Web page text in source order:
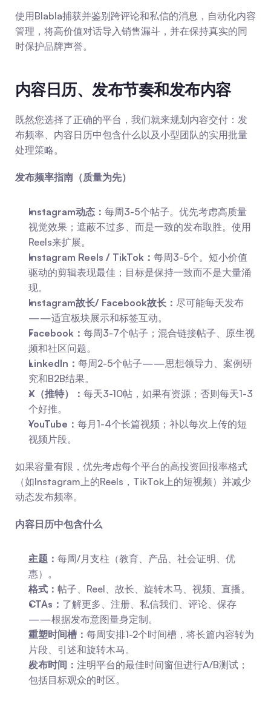
使用Blabla捕获并鉴别跨评论和私信的消息，自动化内容
管理，将高价值对话导入销售漏斗，并在保持真实的同
时保护品牌声誉。
内容日历、发布节奏和发布内容
既然您选择了正确的平台，我们就来规划内容交付：发
布频率、内容日历中包含什么以及小型团队的实用批量
处理策略。
发布频率指南（质量为先）
Instagram动态： 每周3-5个帖子。优先考虑高质量
视觉效果；遮蔽不过多、而是一致的发布取胜。使用
Reels来扩展。
Instagram Reels / TikTok： 每周3-5个。短小价值
驱动的剪辑表现最佳；目标是保持一致而不是大量涌
现。
Instagram故长/ Facebook故长： 尽可能每天发布
——适宜板块展示和标签互动。
Facebook： 每周3-7个帖子；混合链接帖子、原生视
频和社区问题。
LinkedIn： 每周2-5个帖子——思想领导力、案例研
究和B2B结果。
X（推特）： 每天3-10帖，如果有资源；否则每天1-3
个好推。
YouTube： 每月1-4个长篇视频；补以每次上传的短
视频片段。
如果容量有限，优先考虑每个平台的高投资回报率格式
（如Instagram上的Reels，TikTok上的短视频）并减少
动态发布频率。
内容日历中包含什么
主题： 每周/月支柱（教育、产品、社会证明、优
惠）。
格式： 帖子、Reel、故长、旋转木马、视频、直播。
CTAs： 了解更多、注册、私信我们、评论、保存
——根据发布意图量身定制。
重塑时间槽： 每周安排1-2个时间槽，将长篇内容转为
片段、引述和旋转木马。
发布时间： 注明平台的最佳时间窗但进行A/B测试；
包括目标观众的时区。